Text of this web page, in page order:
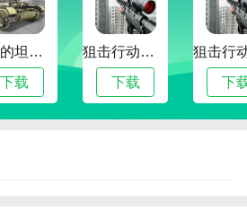
签设计实现所见即所得，只需简
设计从未如此简单高效；
汉码提供了丰富的场景化标签模
签、条码标签、运输标签、零售
可设计出心仪的标签；
真正的坦克大战
下载
狙击行动代号猎鹰最新版
下载 下